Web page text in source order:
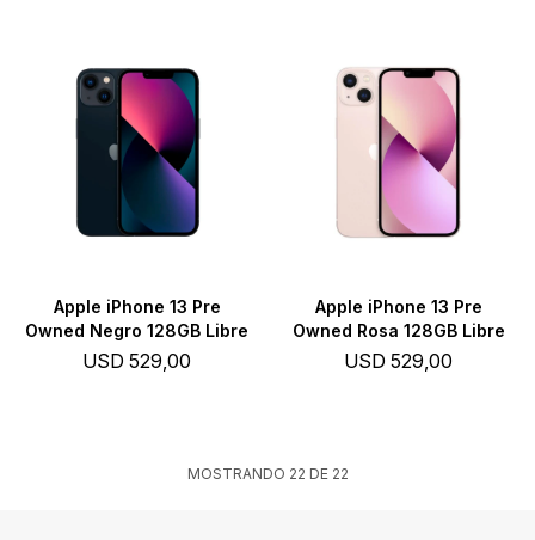
Apple iPhone 13 Pre
Owned Negro 128GB Libre
USD 529,00
Apple iPhone 13 Pre
Owned Rosa 128GB Libre
USD 529,00
MOSTRANDO 22 DE 22